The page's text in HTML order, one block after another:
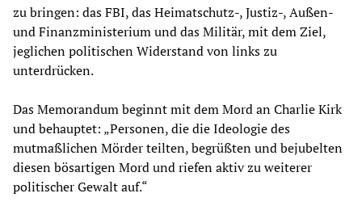
zu bringen: das FBI, das Heimatschutz-, Justiz-, Außen-
und Finanzministerium und das Militär, mit dem Ziel,
jeglichen politischen Widerstand von links zu
unterdrücken.
Das Memorandum beginnt mit dem Mord an Charlie Kirk
und behauptet: „Personen, die die Ideologie des
mutmaßlichen Mörder teilten, begrüßten und bejubelten
diesen bösartigen Mord und riefen aktiv zu weiterer
politischer Gewalt auf.“